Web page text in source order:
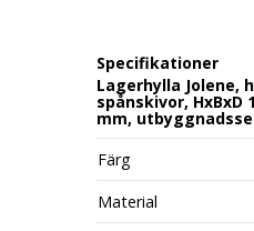
Specifikationer
Lagerhylla Jolene,
spånskivor, HxBxD
mm,
Färg
Material